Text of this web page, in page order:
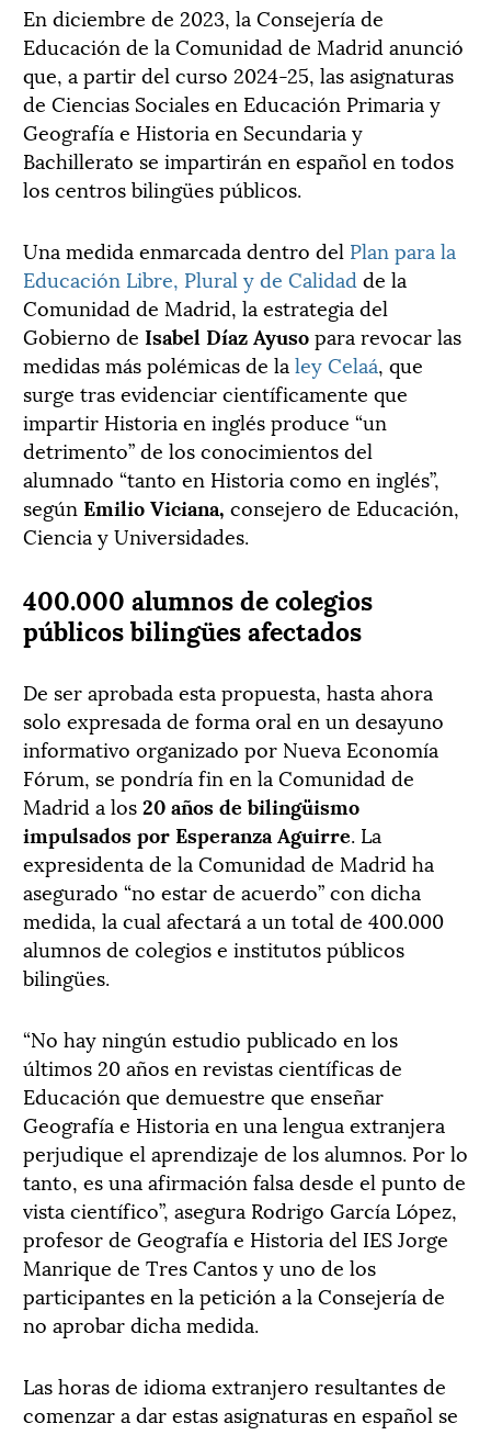
En diciembre de 2023, la Consejería de
Educación de la Comunidad de Madrid anunció
que, a partir del curso 2024-25, las asignaturas
de Ciencias Sociales en Educación Primaria y
Geografía e Historia en Secundaria y
Bachillerato se impartirán en español en todos
los centros bilingües públicos.
Una medida enmarcada dentro del Plan para la
Educación Libre, Plural y de Calidad de la
Comunidad de Madrid, la estrategia del
Gobierno de Isabel Díaz Ayusopara revocar las
medidas más polémicas de la ley Celaá, que
surge tras evidenciar científicamente que
impartir Historia en inglés produce “un
detrimento” de los conocimientos del
alumnado “tanto en Historia como en inglés”,
según Emilio Viciana, consejero de Educación,
Ciencia y Universidades.
400.000 alumnos de colegios
públicos bilingües afectados
De ser aprobada esta propuesta, hasta ahora
solo expresada de forma oral en un desayuno
informativo organizado por Nueva Economía
Fórum, se pondría fin en la Comunidad de
Madrid a los20 años de bilingüismo
impulsados por Esperanza Aguirre. La
expresidenta de la Comunidad de Madrid ha
asegurado “no estar de acuerdo” con dicha
medida, la cual afectará a un total de 400.000
alumnos de colegios e institutos públicos
bilingües.
“No hay ningún estudio publicado en los
últimos 20 años en revistas científicas de
Educación que demuestre que enseñar
Geografía e Historia en una lengua extranjera
perjudique el aprendizaje de los alumnos. Por lo
tanto, es una afirmación falsa desde el punto de
vista científico”, asegura Rodrigo García López,
profesor de Geografía e Historia del IES Jorge
Manrique de Tres Cantos y uno de los
participantes en la petición a la Consejería de
no aprobar dicha medida.
Las horas de idioma extranjero resultantes de
comenzar a dar estas asignaturas en español se